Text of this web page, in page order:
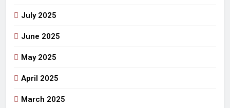
July 2025
June 2025
May 2025
April 2025
March 2025